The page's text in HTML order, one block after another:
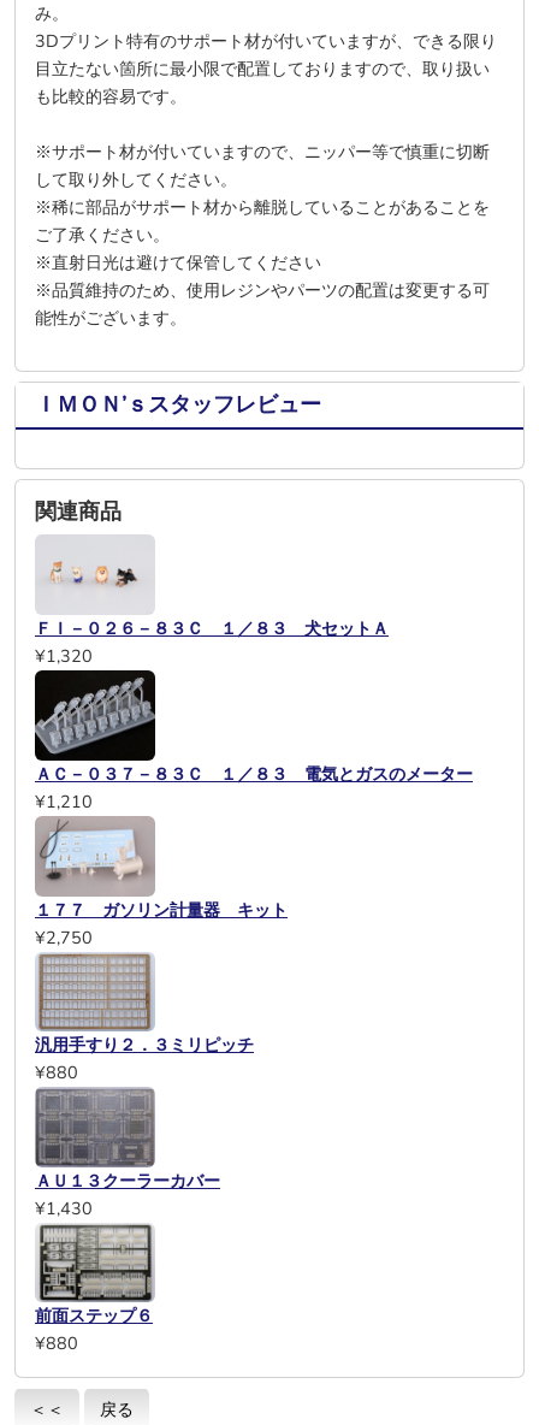
み。
3Dプリント特有のサポート材が付いていますが、できる限り
目立たない箇所に最小限で配置しておりますので、取り扱い
も比較的容易です。
※サポート材が付いていますので、ニッパー等で慎重に切断
して取り外してください。
※稀に部品がサポート材から離脱していることがあることを
ご了承ください。
※直射日光は避けて保管してください
※品質維持のため、使用レジンやパーツの配置は変更する可
能性がございます。
ＩＭＯＮ’ｓスタッフレビュー
関連商品
ＦＩ－０２６－８３Ｃ １／８３ 犬セットＡ
¥1,320
ＡＣ－０３７－８３Ｃ １／８３ 電気とガスのメーター
¥1,210
１７７ ガソリン計量器 キット
¥2,750
汎用手すり２．３ミリピッチ
¥880
ＡＵ１３クーラーカバー
¥1,430
前面ステップ６
¥880
＜＜ 戻る